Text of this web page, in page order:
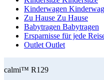
Kinderwagen
Zu Hause Zu Hause
Babytragen Babytragen
Ersparnisse für jede
Outlet Outlet
calmi™ R129